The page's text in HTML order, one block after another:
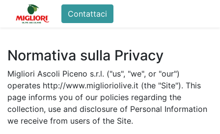
Contattaci
Normativa sulla Privacy
Migliori Ascoli Piceno s.r.l. ("us", "we", or "our")
operates http://www.miglioriolive.it (the "Site"). This
page informs you of our policies regarding the
collection, use and disclosure of Personal Information
we receive from users of the Site.